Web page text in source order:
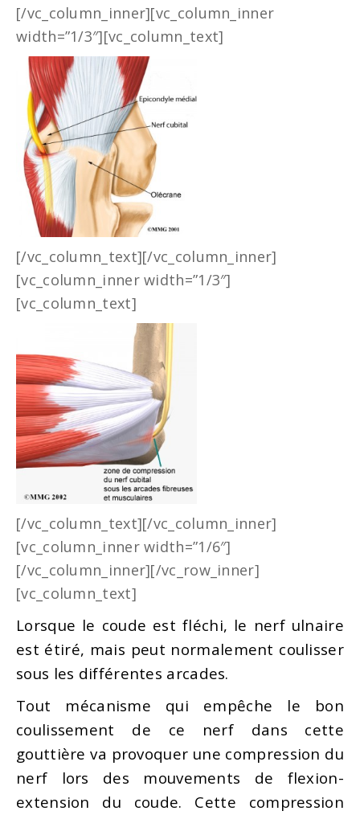
[/vc_column_inner][vc_column_inner
width=”1/3″][vc_column_text]
[/vc_column_text][/vc_column_inner]
[vc_column_inner width=”1/3″]
[vc_column_text]
[/vc_column_text][/vc_column_inner]
[vc_column_inner width=”1/6″]
[/vc_column_inner][/vc_row_inner]
[vc_column_text]
Lorsque le coude est fléchi, le nerf ulnaire
est étiré, mais peut normalement coulisser
sous les différentes arcades.
Tout mécanisme qui empêche le bon
coulissement de ce nerf dans cette
gouttière va provoquer une compression du
nerf lors des mouvements de flexion-
extension du coude. Cette compression